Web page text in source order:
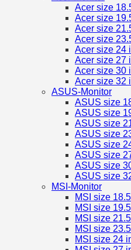
Acer size
Acer size
Acer size
Acer size
Acer size 24
Acer size 27
Acer size 30
Acer size 32
ASUS-Monitor
ASUS size
ASUS size
ASUS size
ASUS size
ASUS size
ASUS size
ASUS size
ASUS size
MSI-Monitor
MSI size
MSI size
MSI size
MSI size
MSI size 24